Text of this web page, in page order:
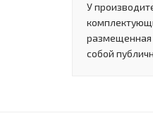
У
размещенная
собой